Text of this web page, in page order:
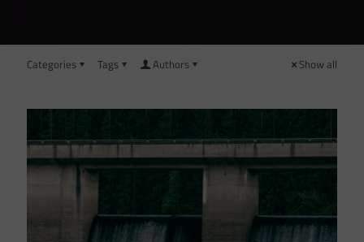
Categories Tags Authors Show all